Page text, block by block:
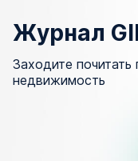
Журнал
Заходите
недвижимость